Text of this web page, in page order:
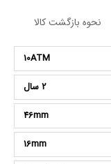
نحوه بازگشت کالا
10ATM
2 سال
46mm
16mm